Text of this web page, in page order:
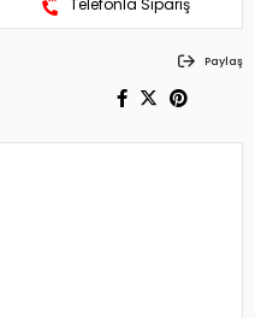
Telefonla Sipariş
Paylaş